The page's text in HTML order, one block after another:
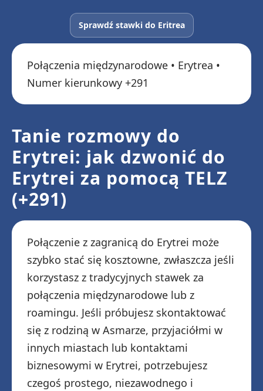
Sprawdź stawki do Eritrea
Połączenia międzynarodowe • Erytrea •
Numer kierunkowy +291
Tanie rozmowy do
Erytrei: jak dzwonić do
Erytrei za pomocą TELZ
(+291)
Połączenie z zagranicą do Erytrei może
szybko stać się kosztowne, zwłaszcza jeśli
korzystasz z tradycyjnych stawek za
połączenia międzynarodowe lub z
roamingu. Jeśli próbujesz skontaktować
się z rodziną w Asmarze, przyjaciółmi w
innych miastach lub kontaktami
biznesowymi w Erytrei, potrzebujesz
czegoś prostego, niezawodnego i